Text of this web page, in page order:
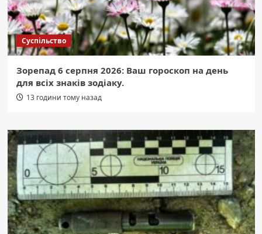
Суспільство
Зорепад 6 серпня 2026: Ваш гороскоп на день
для всіх знаків зодіаку.
13 години тому назад